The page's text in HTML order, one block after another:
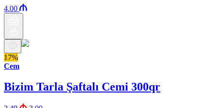
4.00
17%
Cem
Bizim Tarla Şaftalı Cemi 300qr